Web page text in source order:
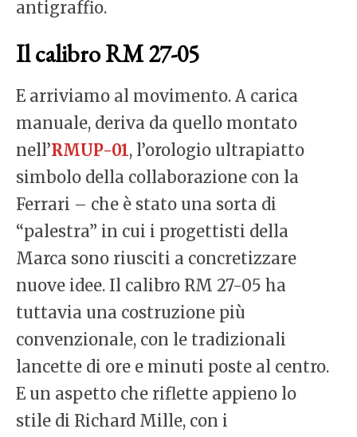
antigraffio.
Il calibro RM 27-05
E arriviamo al movimento. A carica
manuale, deriva da quello montato
nell’RMUP-01, l’orologio ultrapiatto
simbolo della collaborazione con la
Ferrari – che è stato una sorta di
“palestra” in cui i progettisti della
Marca sono riusciti a concretizzare
nuove idee. Il calibro RM 27-05 ha
tuttavia una costruzione più
convenzionale, con le tradizionali
lancette di ore e minuti poste al centro.
E un aspetto che riflette appieno lo
stile di Richard Mille, con i